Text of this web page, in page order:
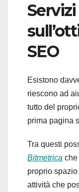
Servizi
SEO
Esistono
riescono ad
tutto del
prima pagina
Tra questi
Bitmetrica che
proprio
attività che